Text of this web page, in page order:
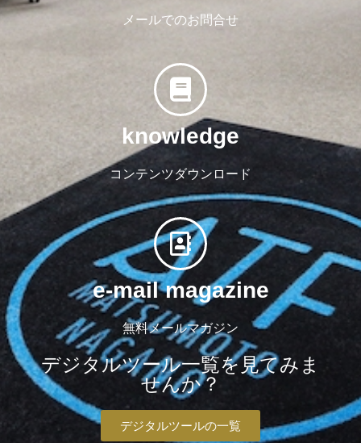
メールでのお問合せ
knowledge
コンテンツダウンロード
e-mail magazine
無料メールマガジン
デジタルツール一覧を見てみま
せんか？
デジタルツールの一覧